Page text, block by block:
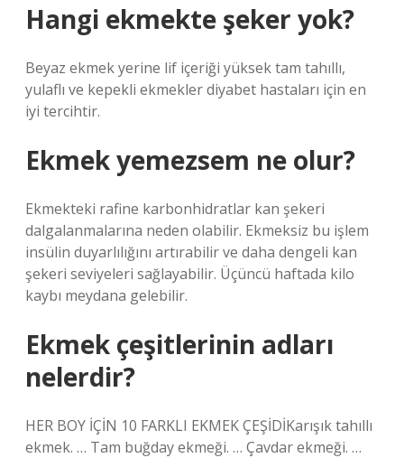
Hangi ekmekte şeker yok?
Beyaz ekmek yerine lif içeriği yüksek tam tahıllı,
yulaflı ve kepekli ekmekler diyabet hastaları için en
iyi tercihtir.
Ekmek yemezsem ne olur?
Ekmekteki rafine karbonhidratlar kan şekeri
dalgalanmalarına neden olabilir. Ekmeksiz bu işlem
insülin duyarlılığını artırabilir ve daha dengeli kan
şekeri seviyeleri sağlayabilir. Üçüncü haftada kilo
kaybı meydana gelebilir.
Ekmek çeşitlerinin adları
nelerdir?
HER BOY İÇİN 10 FARKLI EKMEK ÇEŞİDİKarışık tahıllı
ekmek. … Tam buğday ekmeği. … Çavdar ekmeği. …